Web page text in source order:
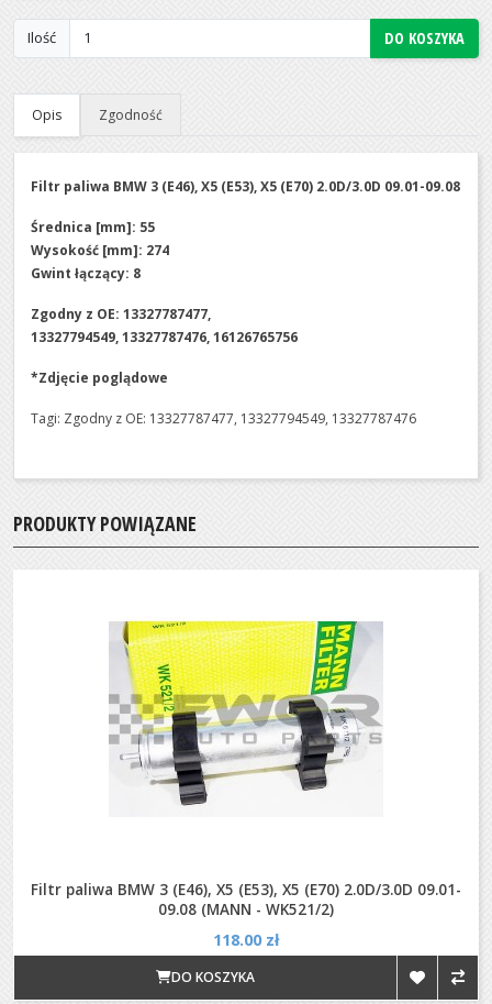
Ilość DO KOSZYKA
Opis Zgodność
Filtr paliwa BMW 3 (E46), X5 (E53), X5 (E70) 2.0D/3.0D 09.01-09.08
Średnica [mm]: 55
Wysokość [mm]: 274
Gwint łączący: 8
Zgodny z OE: 13327787477,
13327794549,13327787476, 16126765756
*Zdjęcie poglądowe
Tagi: Zgodny z OE: 13327787477, 13327794549, 13327787476
PRODUKTY POWIĄZANE
Filtr paliwa BMW 3 (E46), X5 (E53), X5 (E70) 2.0D/3.0D 09.01-
09.08 (MANN - WK521/2)
118.00 zł
DO KOSZYKA